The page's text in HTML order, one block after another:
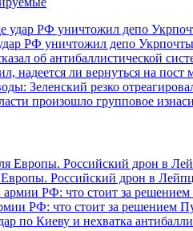
РФ уничтожил депо
об антибаллистической
надеется ли вернуться на
Зеленский резко
произошло групповое
Российский дрон в
РФ: что стоит за решением